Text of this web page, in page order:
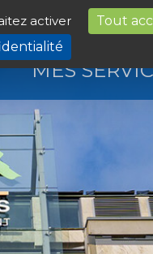
activer Tout
MES